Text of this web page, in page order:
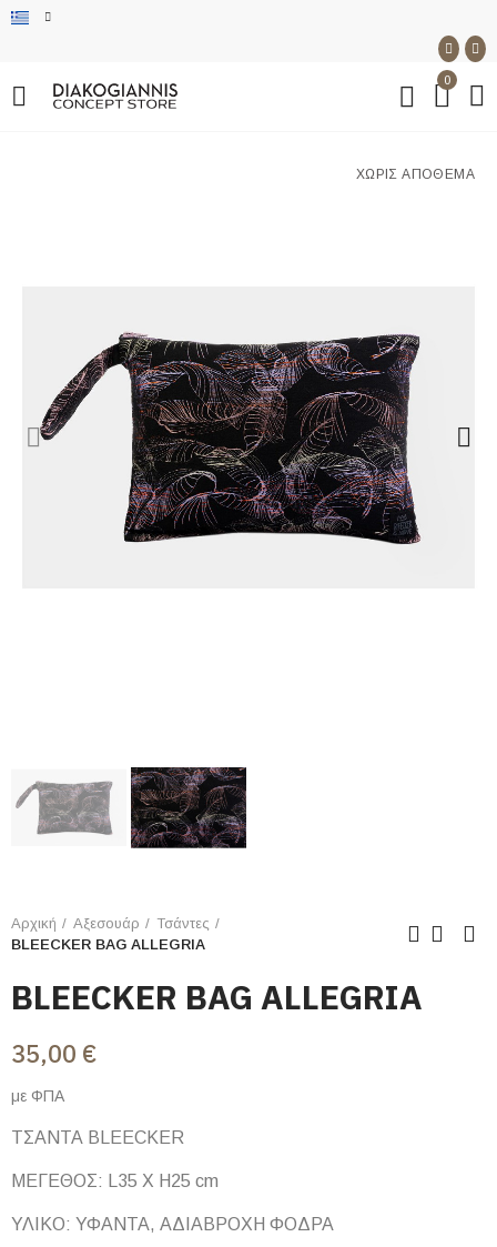
0
ΧΩΡΊΣ ΑΠΌΘΕΜΑ
Αρχική Αξεσουάρ
Τσάντες
BLEECKER BAG ALLEGRIA
BLEECKER BAG ALLEGRIA
35,00 €
με ΦΠΑ
ΤΣΑΝΤΑ BLEECKER
ΜΕΓΕΘΟΣ: L35 X H25 cm
ΥΛΙΚΟ: ΥΦΑΝΤΑ, ΑΔΙΑΒΡΟΧΗ ΦΟΔΡΑ